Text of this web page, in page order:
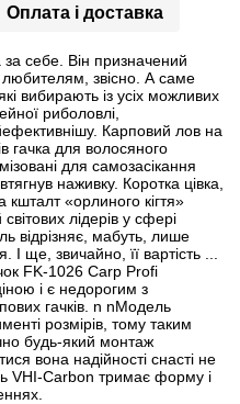
Оплата і доставка
за себе. Він призначений
звісно. А саме
вибирають із усіх можливих
риболовлі,
Карповий лов на
гачка для волосяного
для самозасікання
наживку. Коротка цівка,
кшталт «орлиного кігтя»
лідерів у сфері
відрізняє, мабуть, лише
І ще, звичайно, її вартість ...
FK-1026 Carp Profi
і є недорогим з
гачків. n nМодель
розмірів, тому таким
будь-який монтаж
вона надійності снасті не
VHI-Carbon тримає форму і